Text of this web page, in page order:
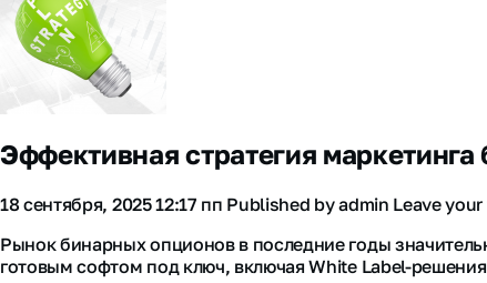
Эффективная стратегия маркетинга
18 сентября, 2025 12:17 пп Published byadmin Leave
Рынок бинарных опционов в последние годы
готовым софтом под ключ, включая White Label-